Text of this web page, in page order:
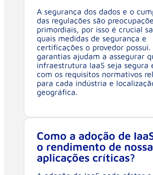
A segurança dos dados e o
das regulações são
primordiais, por isso é crucial
quais medidas de segurança e
certificações o provedor possui.
garantias ajudam a assegurar
infraestrutura IaaS seja segura
com os requisitos normativos
para cada indústria e
geográfica.
Como a adoção de
o rendimento de
aplicações críticas?